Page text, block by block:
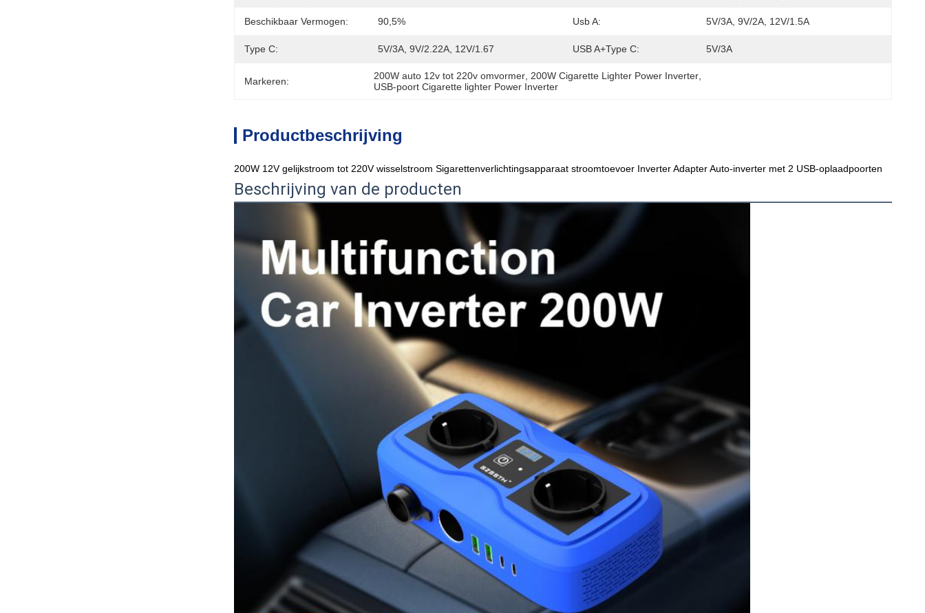
Beschikbaar Vermogen: 90,5% Usb A: 5V/3A, 9V/2A, 12V/1.5A
Type C: 5V/3A, 9V/2.22A, 12V/1.67 USB A+Type C: 5V/3A
Markeren: 200W auto 12v tot 220v omvormer 200W Cigarette Lighter Power Inverter
USB-poort Cigarette lighter Power Inverter
Productbeschrijving
200W 12V gelijkstroom tot 220V wisselstroom Sigarettenverlichtingsapparaat stroomtoevoer Inverter Adapter Auto-inverter met 2 USB-oplaadpoorten
Beschrijving van de producten